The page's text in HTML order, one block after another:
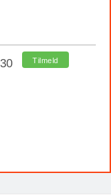
Tilmeld